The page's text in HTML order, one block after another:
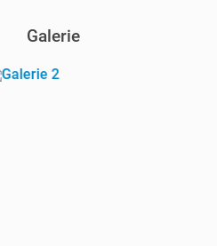
Galerie